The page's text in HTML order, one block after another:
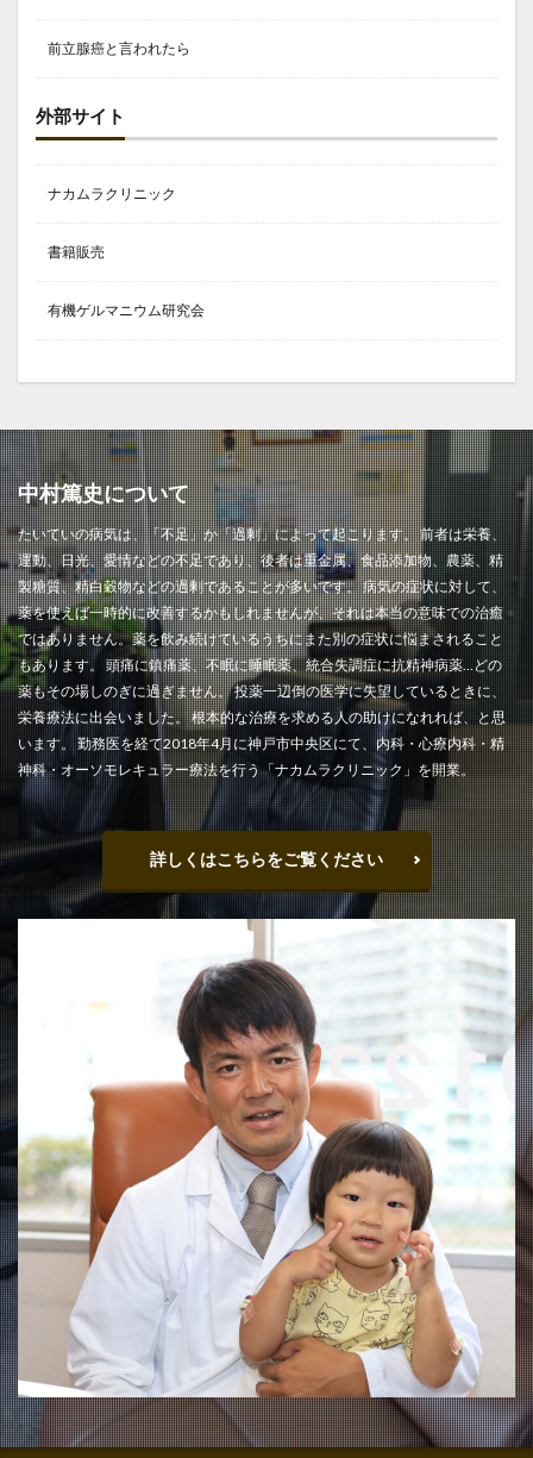
前立腺癌と言われたら
外部サイト
ナカムラクリニック
書籍販売
有機ゲルマニウム研究会
中村篤史について
たいていの病気は、「不足」か「過剰」によって起こります。 前者は栄養、
運動、日光、愛情などの不足であり、後者は重金属、食品添加物、農薬、精
製糖質、精白穀物などの過剰であることが多いです。 病気の症状に対して、
薬を使えば一時的に改善するかもしれませんが、それは本当の意味での治癒
ではありません。薬を飲み続けているうちにまた別の症状に悩まされること
もあります。 頭痛に鎮痛薬、不眠に睡眠薬、統合失調症に抗精神病薬…どの
薬もその場しのぎに過ぎません。 投薬一辺倒の医学に失望しているときに、
栄養療法に出会いました。 根本的な治療を求める人の助けになれれば、と思
います。 勤務医を経て2018年4月に神戸市中央区にて、内科・心療内科・精
神科・オーソモレキュラー療法を行う「ナカムラクリニック」を開業。
詳しくはこちらをご覧ください